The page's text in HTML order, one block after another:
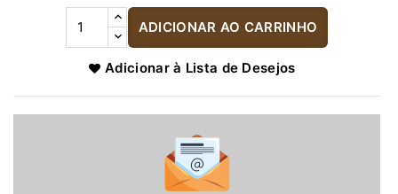
ADICIONAR AO CARRINHO
Adicionar à Lista de Desejos